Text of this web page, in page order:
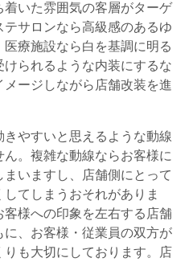
着いた雰囲気の客層がターゲ
サロンなら高級感のあるゆ
療施設なら白を基調に明る
られるような内装にするな
ージしながら店舗改装を進
やすいと思えるような動線
。複雑な動線ならお客様に
いますし、店舗側にとって
てしまうおそれがありま
様への印象を左右する店舗
、お客様・従業員の双方が
も大切にしております。店